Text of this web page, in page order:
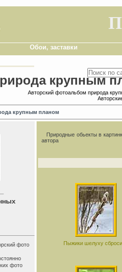
Обои, заставки
крупным
Авторский фотоальбом природа
крупным планом
фото
фото
Природные обьекты в
автора
Пыжики шелуху